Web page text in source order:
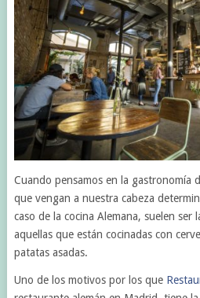
Cuando pensamos en la gastronomía
que vengan a nuestra cabeza
caso de la cocina Alemana, suelen ser
aquellas que están cocinadas con
patatas asadas.
Uno de los motivos por los que